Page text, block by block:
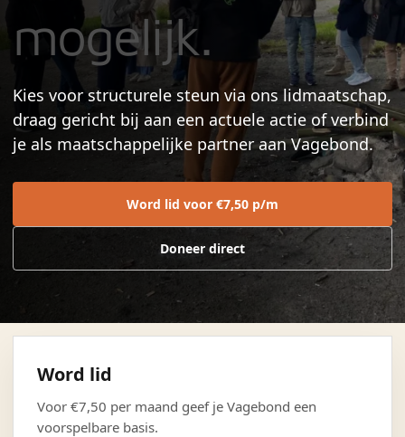
mogelijk.
Kies voor structurele steun via ons lidmaatschap,
draag gericht bij aan een actuele actie of verbind
je als maatschappelijke partner aan Vagebond.
Word lid voor €7,50 p/m
Doneer direct
Word lid
Voor €7,50 per maand geef je Vagebond een
voorspelbare basis.